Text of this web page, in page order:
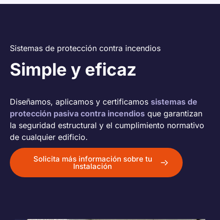
Sistemas de protección contra incendios
Simple y eficaz
Diseñamos, aplicamos y certificamos sistemas de
protección pasiva contra incendios que garantizan
la seguridad estructural y el cumplimiento normativo
de cualquier edificio.
Solicita más información sobre tu
Instalación